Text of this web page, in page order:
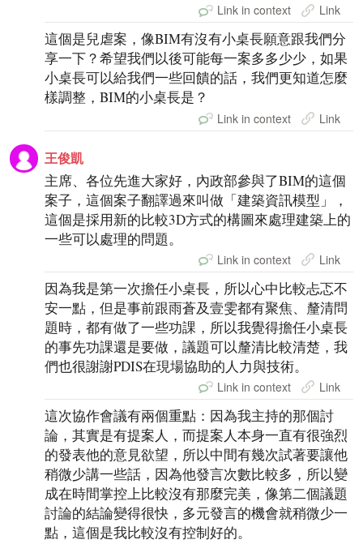
Link in context Link
這個是兒虐案，像BIM有沒有小桌長願意跟我們分
享一下？希望我們以後可能每一案多多少少，如果
小桌長可以給我們一些回饋的話，我們更知道怎麼
樣調整，BIM的小桌長是？
Link in context Link
王俊凱
主席、各位先進大家好，內政部參與了BIM的這個
案子，這個案子翻譯過來叫做「建築資訊模型」，
這個是採用新的比較3D方式的構圖來處理建築上的
一些可以處理的問題。
Link in context Link
因為我是第一次擔任小桌長，所以心中比較忐忑不
安一點，但是事前跟雨蒼及壹雯都有聚焦、釐清問
題時，都有做了一些功課，所以我覺得擔任小桌長
的事先功課還是要做，議題可以釐清比較清楚，我
們也很謝謝PDIS在現場協助的人力與技術。
Link in context Link
這次協作會議有兩個重點：因為我主持的那個討
論，其實是有提案人，而提案人本身一直有很強烈
的發表他的意見欲望，所以中間有幾次試著要讓他
稍微少講一些話，因為他發言次數比較多，所以變
成在時間掌控上比較沒有那麼完美，像第二個議題
討論的結論變得很快，多元發言的機會就稍微少一
點，這個是我比較沒有控制好的。